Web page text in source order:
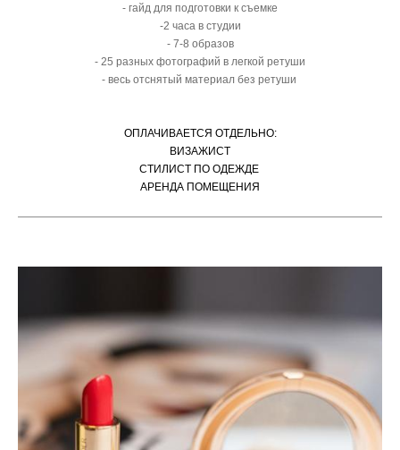
- гайд для подготовки к съемке
-2 часа в студии
- 7-8 образов
- 25 разных фотографий в легкой ретуши
- весь отснятый материал без ретуши
ОПЛАЧИВАЕТСЯ ОТДЕЛЬНО:
ВИЗАЖИСТ
СТИЛИСТ ПО ОДЕЖДЕ
АРЕНДА ПОМЕЩЕНИЯ